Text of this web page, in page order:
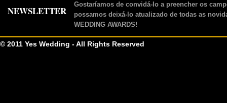
NEWSLETTER
Gostaríamos de convidá-lo a preencher os
possamos deixá-lo atualizado de todas as
WEDDING AWARDS!
© 2011 Yes Wedding - All Rights Reserved